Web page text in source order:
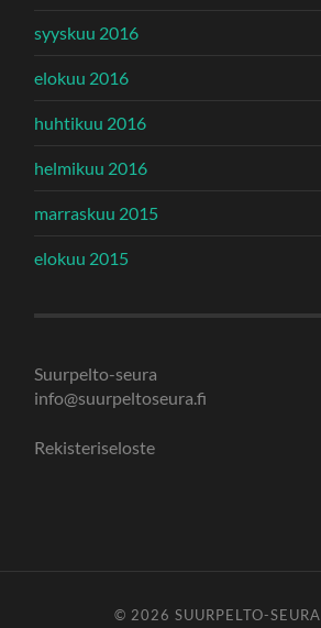
syyskuu 2016
elokuu 2016
huhtikuu 2016
helmikuu 2016
marraskuu 2015
elokuu 2015
Suurpelto-seura
info@suurpeltoseura.fi
Rekisteriseloste
© 2026SUURPELTO-SEURA